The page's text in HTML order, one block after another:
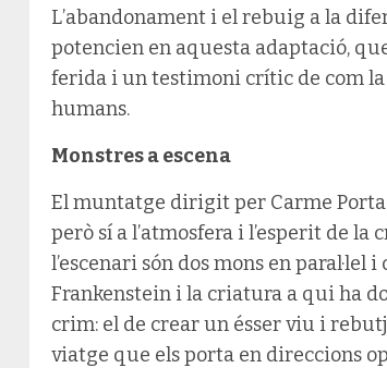
L’abandonament i el rebuig a la
potencien en aquesta adaptació,
ferida i un testimoni crític de com
humans.
Monstres a escena
El muntatge dirigit per Carme
però sí a l’atmosfera i l’esperit de la
l’escenari són dos mons en paral·lel
Frankenstein i la criatura a qui ha
crim: el de crear un ésser viu i
viatge que els porta en direccions